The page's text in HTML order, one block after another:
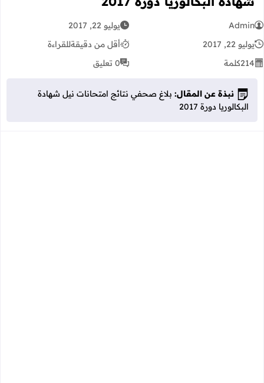
Admin
يوليو 22, 2017
يوليو 22, 2017
أقل من دقيقةللقراءة
214كلمة 0 تعليق
نبذة عن المقال: بلاغ صحفي نتائج امتحانات نيل شهادة
البكالوريا دورة 2017